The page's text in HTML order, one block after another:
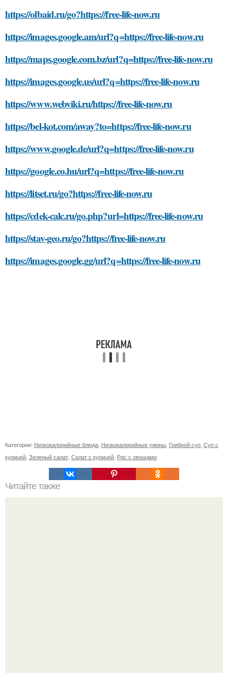
https://olbaid.ru/go?https://free-life-now.ru
https://images.google.am/url?q=https://free-life-now.ru
https://maps.google.com.bz/url?q=https://free-life-now.ru
https://images.google.us/url?q=https://free-life-now.ru
https://www.webviki.ru/https://free-life-now.ru
https://bel-kot.com/away?to=https://free-life-now.ru
https://www.google.de/url?q=https://free-life-now.ru
https://google.co.hu/url?q=https://free-life-now.ru
https://litset.ru/go?https://free-life-now.ru
https://cdek-calc.ru/go.php?url=https://free-life-now.ru
https://stav-geo.ru/go?https://free-life-now.ru
https://images.google.gg/url?q=https://free-life-now.ru
Категории: Низкокалорийные блюда Низкокалорийные ужины Грибной суп Суп с
курицей Зеленый салат Салат с курицей Рис с овощами
Читайте также